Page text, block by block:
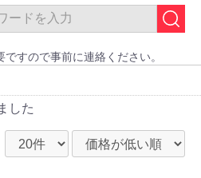
すので事前に連絡ください。
した